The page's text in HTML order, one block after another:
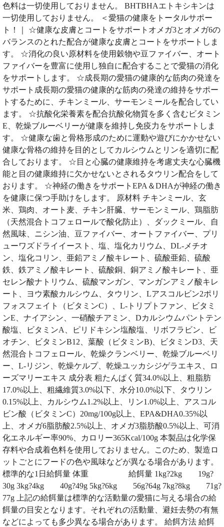
色料は一切使用しておりません。 BHTBHAエトキシキンは
一切使用しておりません。 ＜愛猫の健康をトータルサポー
ト！｜ ☆健康な皮膚とコートをサポートオメガ3とオメガ6の
バランスのとれた配合が健康な皮膚とコートをサポートしま
す。 ☆消化の良い原材料を使用穀物や豆ファイバー、オート
ファイバーを豊富に使用し独自に配合することで愛猫の消化
をサポートします。 ☆成長期の愛猫の健康的な筋肉の発達を
サポート成長期の愛猫の健康的な筋肉の発達の維持をサポー
トするために、チキンミール、サーモンミールを配合してい
ます。 ☆抗酸化栄養素を配合抗酸化物質を多く含むビタミン
E、乾燥ブルーベリーが健康を維持し免疫力をサポートしま
す。 ☆健康な歯と骨格形成のために運動や遊びにかかせない
健康な骨格の維持を目的としてカルシウムとリンを適切に配
合しております。 ☆目と心臓の健康維持を考慮丈夫な心臓機
能と目の健康維持に欠かせないとされるタウリン配合をして
おります。 ☆神経の働きをサポートEPA＆DHAが神経の働き
を健康に保つ手助けをします。 原材料 チキンミール、玄
米、鶏肉、オート麦、チキン肝臓、サーモンミール、鶏脂肪
（天然混合トコフェロールで酸化防止）、ダックミール、自
然風味、ニシン油、豆ファイバー、オートファイバー、プリ
ューワズドライイースト、塩、塩化カリウム、DL-メチオ
ン、塩化コリン、亜鉛アミノ酸キレート、硫酸亜鉛、硫酸
鉄、鉄アミノ酸キレート、硫酸銅、銅アミノ酸キレート、亜
セレン酸ナトリウム、硫酸マンガン、マンガンアミノ酸キレ
ート、ヨウ素酸カルシウム、タウリン、Lアスコルビン2ポリ
フォスフェイト（ビタミンC）、L-トリプトファン、ビタミ
ンE、ナイアシン、一硝酸チアミン、Dカルシウムパントテン
酸塩、ビタミンA、ピリドキシン塩酸塩、リボフラビン、ビ
オチン、ビタミンB12、葉酸（ビタミンB)、ビタミンD3、天
然混合トコフェロール、乾燥クランベリー、乾燥ブルーベリ
ー、L-リジン、乾燥ケルプ、乾燥ユッカシジゲラエキス、ロ
ーズマリーエキス 成分表 粗たんぱく質34.0%以上、粗脂肪
17.0%以上、粗繊維質3.0%以下、水分10.0%以下、タウリン
0.15%以上、カルシウム1.2%以上、リン1.0%以上、アスコル
ビン酸（ビタミンC）20mg/100g以上、EPA&DHA0.35%以
上、オメガ6脂肪酸2.5%以上、オメガ3脂肪酸0.5%以上、可消
化エネルギー率90%、カロリー365Kcal/100g 本製品は化学保
存料や合成着色料を使用しておりません。このため、製造ロ
ットごとにフードの色や風味などが異なる場合があります。
標準的な1日給餌量 体重 給餌量 1kg?2kg 19g?
30g 3kg?4kg 40g?49g 5kg?6kg 56g?64g 7kg?8kg 71g?
77g 上記の給餌量は標準的な活動量の愛猫に与える場合の給
餌量の目安となります。それぞれの活動量、避妊去勢の有無
などによっても多少異なる場合があります。 給餌方法 給餌